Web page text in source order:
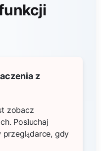
z
zobacz
Posłuchaj
gdy